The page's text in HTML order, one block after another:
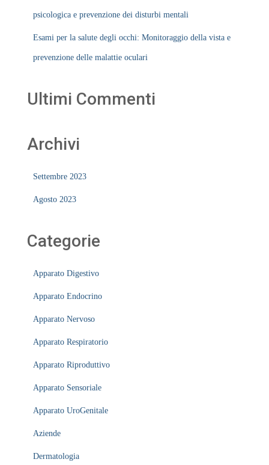
psicologica e prevenzione dei disturbi mentali
Esami per la salute degli occhi: Monitoraggio della vista e
prevenzione delle malattie oculari
Ultimi Commenti
Archivi
Settembre 2023
Agosto 2023
Categorie
Apparato Digestivo
Apparato Endocrino
Apparato Nervoso
Apparato Respiratorio
Apparato Riproduttivo
Apparato Sensoriale
Apparato UroGenitale
Aziende
Dermatologia